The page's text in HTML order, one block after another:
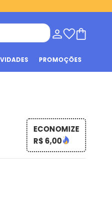
PROMOÇÕES
ECONOMIZE
R$ 6,00